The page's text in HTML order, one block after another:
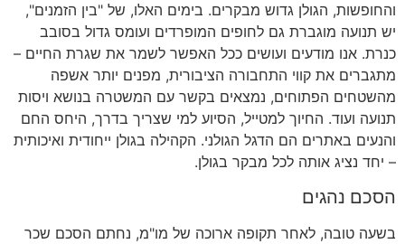
והחופשות, הגולן גדוש מבקרים. בימים האלו, של "בין הזמנים",
יש תנועה מוגברת גם לחופים המופרדים ועומס גדול בסובב
כנרת. אנו מודעים ועושים ככל האפשר לשמר את שגרת החיים –
מתגברים את קווי התחבורה הציבורית, מפנים יותר אשפה
מהשטחים הפתוחים, נמצאים בקשר עם המשטרה בנושא ויסות
תנועה ועוד. החיוך למטייל, הסיוע למי שצריך בדרך, היחס החם
והנעים באתרים הם הדגל הגולני. הקהילה בגולן ייחודית ואיכותית
– יחד נציג אותה לכל מבקר בגולן.
הסכם נהגים
בשעה טובה, לאחר תקופה ארוכה של מו"מ, נחתם הסכם שכר